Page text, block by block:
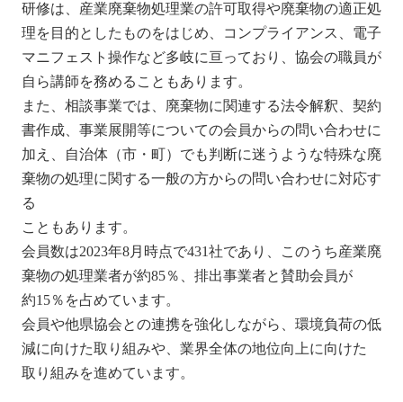
研修は、産業廃棄物処理業の許可取得や廃棄物の適正処
理を目的としたものをはじめ、コンプライアンス、電子
マニフェスト操作など多岐に亘っており、協会の職員が
自ら講師を務めることもあります。
また、相談事業では、廃棄物に関連する法令解釈、契約
書作成、事業展開等についての会員からの問い合わせに
加え、自治体（市・町）でも判断に迷うような特殊な廃
棄物の処理に関する一般の方からの問い合わせに対応す
る
こともあります。
会員数は2023年8月時点で431社であり、このうち産業廃
棄物の処理業者が約85％、排出事業者と賛助会員が
約15％を占めています。
会員や他県協会との連携を強化しながら、環境負荷の低
減に向けた取り組みや、業界全体の地位向上に向けた
取り組みを進めています。